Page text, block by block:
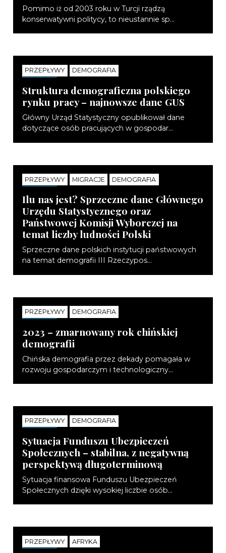
Pomimo iż od 2003 roku w Turcji rządzą
konserwatywni politycy, to nieustannie sp...
PRZEPŁYWY DEMOGRAFIA
NOTATKI
Struktura demograficzna polskiego
rynku pracy – najnowsze dane GUS
Główny Urząd Statystyczny opublikował dane
dotyczące osób pracujących w gospodar...
PRZEPŁYWY MIGRACJE DEMOGRAFIA
NOTATKI
Ilu nas jest? Sprzeczne dane Głównego
Urzędu Statystycznego oraz
Państwowej Komisji Wyborczej na
temat liczby ludności Polski
Sprzeczne dane polskich instytucji państwowych
na temat demografii III Rzeczypos...
PRZEPŁYWY DEMOGRAFIA
NOTATKI
2023 – zmarnowany rok chińskiej
demografii
Chińska demografia przez dekady pomagała w
rozwoju gospodarczym i technologiczny...
PRZEPŁYWY DEMOGRAFIA
NOTATKI
Sytuacja Funduszu Ubezpieczeń
Społecznych – stabilna, z negatywną
perspektywą długoterminową
Sytuacja finansowa Funduszu Ubezpieczeń
Społecznych dzięki wysokiej liczbie osób...
PRZEPŁYWY AFRYKA
NOTATKI